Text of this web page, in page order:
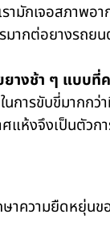
ามักเจอสภาพ
ากต่อยางรถย
างช้า ๆ แบบที่
นการขับขี่มากกว่
ศแห้งจึงเป็นตั
าความยืดหยุ่น